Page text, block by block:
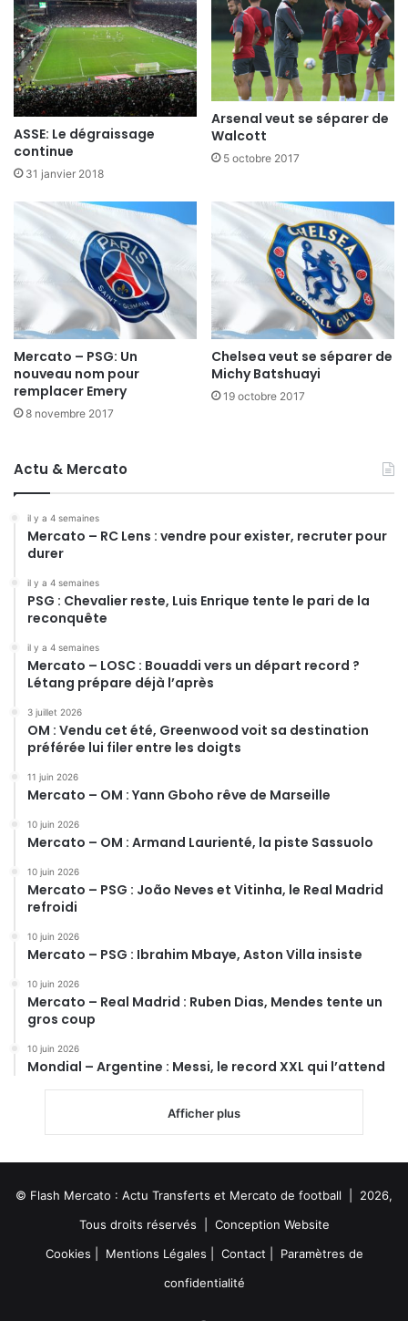
ASSE: Le dégraissage
continue
31 janvier 2018
Arsenal veut se séparer de
Walcott
5 octobre 2017
Mercato – PSG: Un
nouveau nom pour
remplacer Emery
8 novembre 2017
Chelsea veut se séparer de
Michy Batshuayi
19 octobre 2017
Actu & Mercato
il y a 4 semaines
Mercato – RC Lens : vendre pour exister, recruter pour
durer
il y a 4 semaines
PSG : Chevalier reste, Luis Enrique tente le pari de la
reconquête
il y a 4 semaines
Mercato – LOSC : Bouaddi vers un départ record ?
Létang prépare déjà l’après
3 juillet 2026
OM : Vendu cet été, Greenwood voit sa destination
préférée lui filer entre les doigts
11 juin 2026
Mercato – OM : Yann Gboho rêve de Marseille
10 juin 2026
Mercato – OM : Armand Laurienté, la piste Sassuolo
10 juin 2026
Mercato – PSG : João Neves et Vitinha, le Real Madrid
refroidi
10 juin 2026
Mercato – PSG : Ibrahim Mbaye, Aston Villa insiste
10 juin 2026
Mercato – Real Madrid : Ruben Dias, Mendes tente un
gros coup
10 juin 2026
Mondial – Argentine : Messi, le record XXL qui l’attend
Afficher plus
© Flash Mercato : Actu Transferts et Mercato de football | 2026,
Tous droits réservés | Conception Website
Cookies
Mentions Légales Contact
Paramètres de
confidentialité